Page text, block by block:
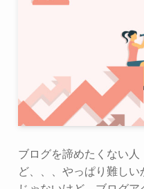
ブログを諦めたくない
ど、、、やっぱり難し